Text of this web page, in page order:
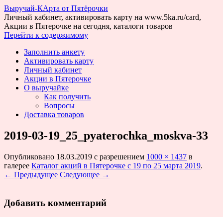
Выручай-КАрта от Пятёрочки
Личный кабинет, активировать карту на www.5ka.ru/card,
Акции в Пятерочке на сегодня, каталоги товаров
Перейти к содержимому
Заполнить анкету
Активировать карту
Личный кабинет
Акции в Пятерочке
О выручайке
Как получить
Вопросы
Доставка товаров
2019-03-19_25_pyaterochka_moskva-33
Опубликовано 18.03.2019 с разрешением 1000 × 1437 в
галерее Каталог акций в Пятерочке с 19 по 25 марта 2019.
← Предыдущее Следующее →
Добавить комментарий